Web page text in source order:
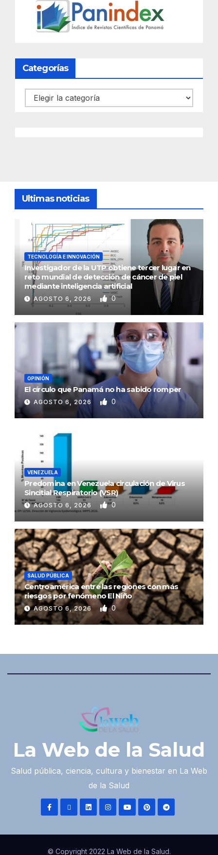
Categorías
Categorías
Ultimas noticias
TECNOLOGÍA E INNOVACIÓN
Investigador de la UTP obtiene tercer lugar en
reto mundial de detección de cáncer de piel
mediante inteligencia artificial
AGOSTO 6, 2026 0
OPINIÓN
El círculo que Panamá no ha sabido romper
AGOSTO 6, 2026 0
VENEZUELA
Predomina en Venezuela circulación de Virus
Sincitial Respiratorio (VSR)
AGOSTO 6, 2026 0
SALUD PÚBLICA
Centroamérica entre las regiones con más
riesgos por fenómeno El Niño
AGOSTO 6, 2026 0
La Web de la Salud
Salud pública, ciencia, cultura y bienestar en La Web
de la Salud
© Copyright 2022 La Web de la Salud.